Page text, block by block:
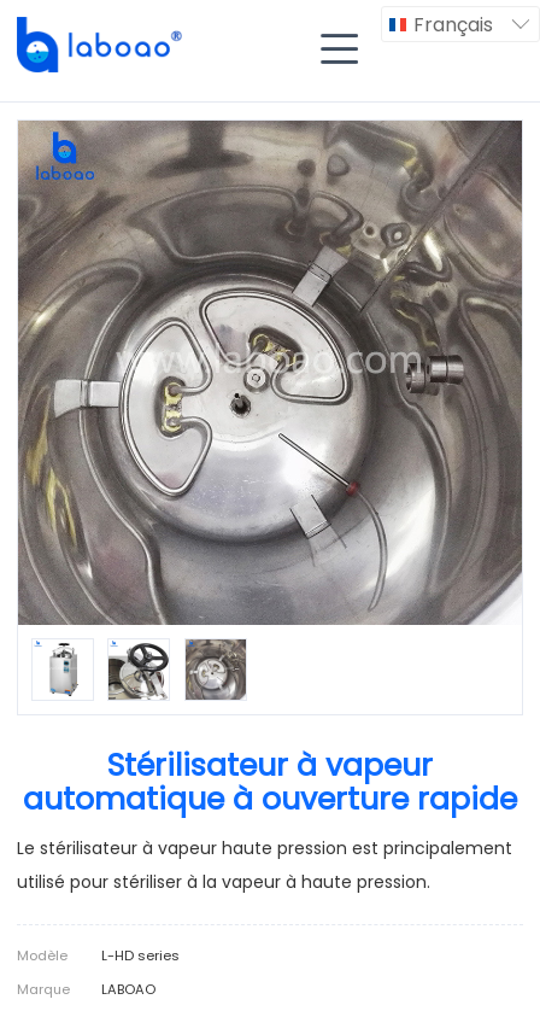
Français 

Stérilisateur à vapeur
automatique à ouverture rapide
Le stérilisateur à vapeur haute pression est principalement
utilisé pour stériliser à la vapeur à haute pression.
Modèle
L-HD series
Marque
LABOAO